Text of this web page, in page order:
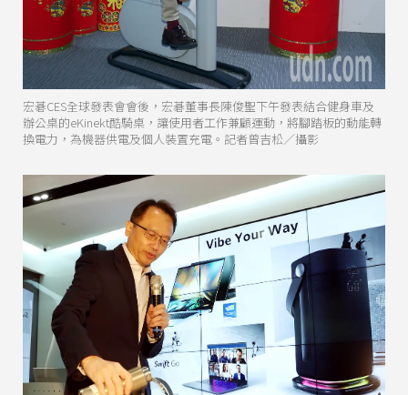
宏碁CES全球發表會會後，宏碁董事長陳俊聖下午發表結合健身車及
辦公桌的eKinekt酷騎桌，讓使用者工作兼顧運動，將腳踏板的動能轉
換電力，為機器供電及個人裝置充電。記者曾吉松／攝影